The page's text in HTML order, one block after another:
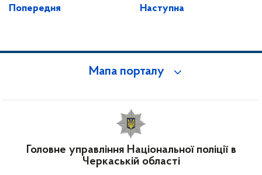
Попередня Наступна
Мапа порталу
Головне управління Національної поліції в
Черкаській області